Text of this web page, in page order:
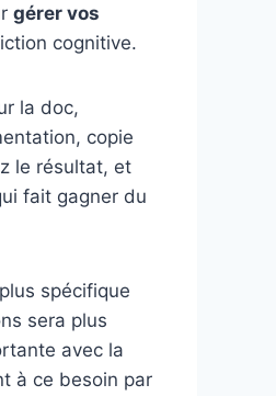
gérer vos
cognitive.
la doc,
copie
le résultat, et
fait gagner du
spécifique
sera plus
avec la
à ce besoin par